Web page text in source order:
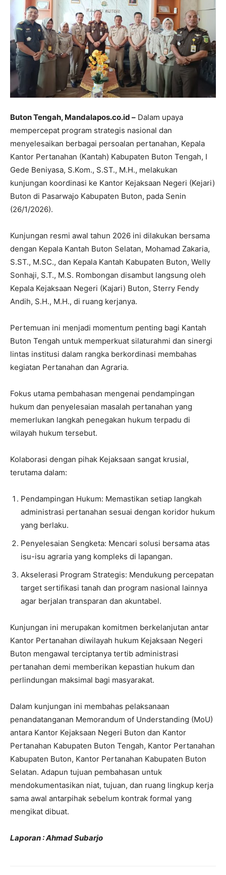
Buton Tengah, Mandalapos.co.id – Dalam upaya
mempercepat program strategis nasional dan
menyelesaikan berbagai persoalan pertanahan, Kepala
Kantor Pertanahan (Kantah) Kabupaten Buton Tengah, I
Gede Beniyasa, S.Kom., S.ST., M.H., melakukan
kunjungan koordinasi ke Kantor Kejaksaan Negeri (Kejari)
Buton di Pasarwajo Kabupaten Buton, pada Senin
(26/1/2026).
Kunjungan resmi awal tahun 2026 ini dilakukan bersama
dengan Kepala Kantah Buton Selatan, Mohamad Zakaria,
S.ST., M.SC., dan Kepala Kantah Kabupaten Buton, Welly
Sonhaji, S.T., M.S. Rombongan disambut langsung oleh
Kepala Kejaksaan Negeri (Kajari) Buton, Sterry Fendy
Andih, S.H., M.H., di ruang kerjanya.
Pertemuan ini menjadi momentum penting bagi Kantah
Buton Tengah untuk memperkuat silaturahmi dan sinergi
lintas institusi dalam rangka berkordinasi membahas
kegiatan Pertanahan dan Agraria.
Fokus utama pembahasan mengenai pendampingan
hukum dan penyelesaian masalah pertanahan yang
memerlukan langkah penegakan hukum terpadu di
wilayah hukum tersebut.
Kolaborasi dengan pihak Kejaksaan sangat krusial,
terutama dalam:
Pendampingan Hukum: Memastikan setiap langkah
administrasi pertanahan sesuai dengan koridor hukum
yang berlaku.
Penyelesaian Sengketa: Mencari solusi bersama atas
isu-isu agraria yang kompleks di lapangan.
Akselerasi Program Strategis: Mendukung percepatan
target sertifikasi tanah dan program nasional lainnya
agar berjalan transparan dan akuntabel.
Kunjungan ini merupakan komitmen berkelanjutan antar
Kantor Pertanahan diwilayah hukum Kejaksaan Negeri
Buton mengawal terciptanya tertib administrasi
pertanahan demi memberikan kepastian hukum dan
perlindungan maksimal bagi masyarakat.
Dalam kunjungan ini membahas pelaksanaan
penandatanganan Memorandum of Understanding (MoU)
antara Kantor Kejaksaan Negeri Buton dan Kantor
Pertanahan Kabupaten Buton Tengah, Kantor Pertanahan
Kabupaten Buton, Kantor Pertanahan Kabupaten Buton
Selatan. Adapun tujuan pembahasan untuk
mendokumentasikan niat, tujuan, dan ruang lingkup kerja
sama awal antarpihak sebelum kontrak formal yang
mengikat dibuat.
Laporan : Ahmad Subarjo